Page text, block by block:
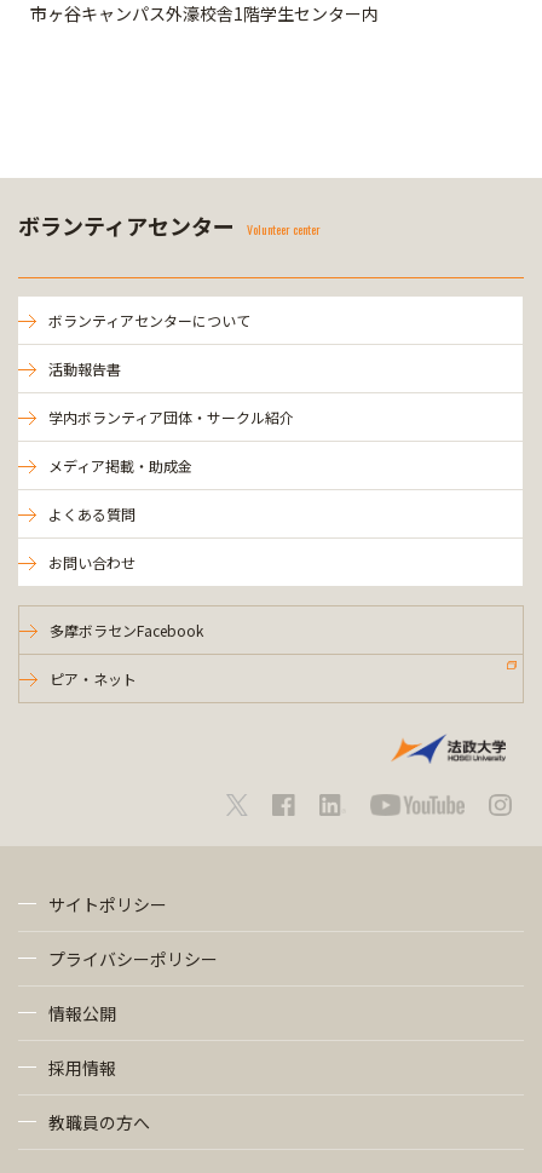
市ヶ谷キャンパス外濠校舎1階学生センター内
ボランティアセンター Volunteer center
ボランティアセンターについて
活動報告書
学内ボランティア団体・サークル紹介
メディア掲載・助成金
よくある質問
お問い合わせ
多摩ボラセンFacebook
ピア・ネット
サイトポリシー
プライバシーポリシー
情報公開
採用情報
教職員の方へ